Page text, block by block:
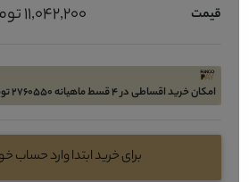
قیمت 11,042,200 تومان
امکان خرید اقساطی در 4 قسط ماهیانه 2760550 تومان بدون سود و چک
برای خرید ابتدا وارد حساب